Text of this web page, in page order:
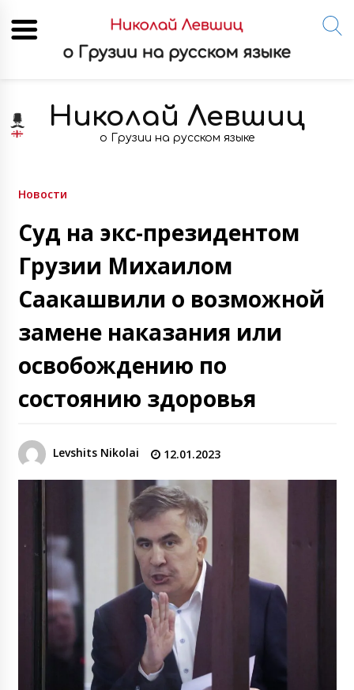
content
Николай Левшиц
о Грузии на русском языке
Новости
Суд на экс-президентом
Грузии Михаилом
Саакашвили о возможной
замене наказания или
освобождению по
состоянию здоровья
Levshits Nikolai 12.01.2023